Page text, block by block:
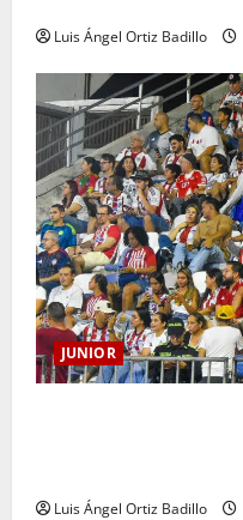
Luis Ángel Ortiz Badillo
JUNIOR
Luis Ángel Ortiz Badillo